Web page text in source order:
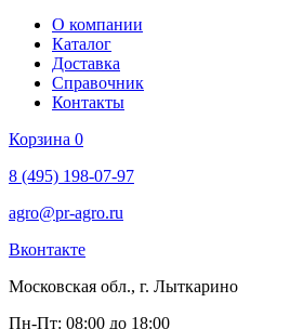
О компании
Каталог
Доставка
Справочник
Контакты
Корзина 0
8 (495) 198-07-97
agro@pr-agro.ru
Вконтакте
Московская обл., г. Лыткарино
Пн-Пт: 08:00 до 18:00